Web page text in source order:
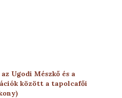
Ugodi Mészkő és a
között a tapolcafői